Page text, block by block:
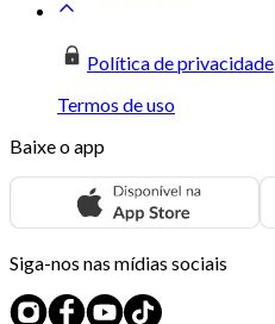
Política de privacidade
Termos de uso
Baixe o app
Siga-nos nas mídias sociais